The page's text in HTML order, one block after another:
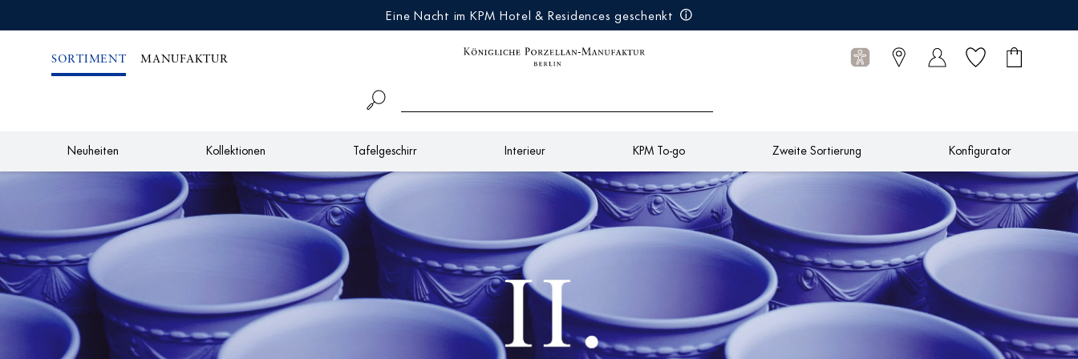
Eine Nacht im KPM Hotel & Residences geschenkt
SORTIMENT MANUFAKTUR
Wunschliste
Warenkorb
0
Neuheiten Kollektionen Tafelgeschirr Interieur KPM To-go Zweite Sortierung Konfigurator